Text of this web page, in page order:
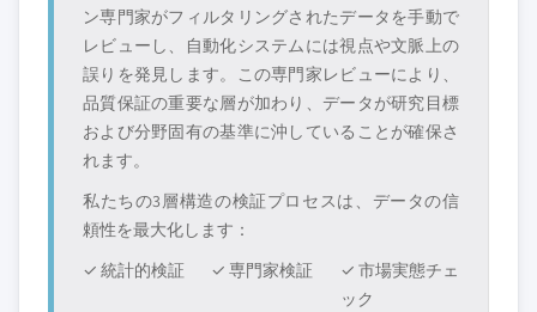
ン専門家がフィルタリングされたデータを手動で
レビューし、自動化システムには視点や文脈上の
誤りを発見します。この専門家レビューにより、
品質保証の重要な層が加わり、データが研究目標
および分野固有の基準に沖していることが確保さ
れます。
私たちの3層構造の検証プロセスは、データの信
頼性を最大化します：
✓ 統計的検証
✓ 専門家検証
✓ 市場実態チェ
ック